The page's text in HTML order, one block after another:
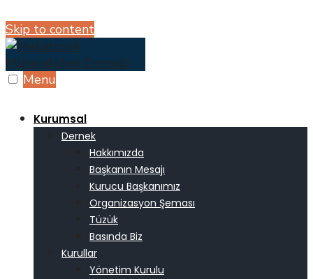
Skip to content
Menu
Kurumsal
Dernek
Hakkımızda
Başkanın Mesajı
Kurucu Başkanımız
Organizasyon Şeması
Tüzük
Basında Biz
Kurullar
Yönetim Kurulu